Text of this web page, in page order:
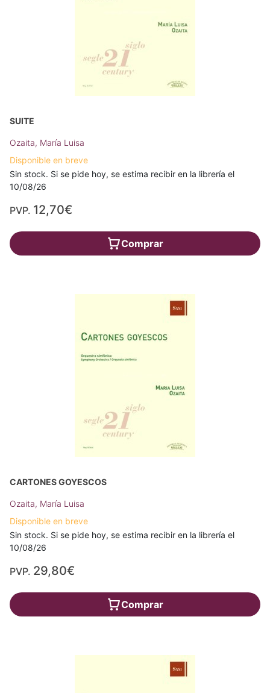
SUITE
Ozaita, María Luisa
Disponible en breve
Sin stock. Si se pide hoy, se estima recibir en la librería el
10/08/26
PVP. 12,70€
Comprar
CARTONES GOYESCOS
Ozaita, María Luisa
Disponible en breve
Sin stock. Si se pide hoy, se estima recibir en la librería el
10/08/26
PVP. 29,80€
Comprar